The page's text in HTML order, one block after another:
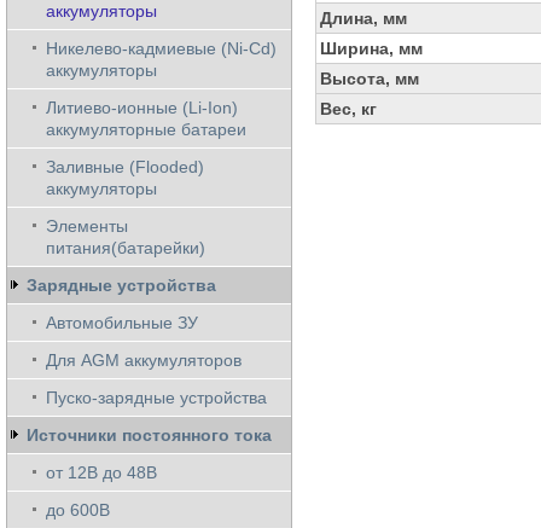
Длина, мм
Ширина, мм
Высота, мм
Вес, кг
аккумуляторы
Никелево-кадмиевые (Ni-Cd)
аккумуляторы
Литиево-ионные (Li-Ion)
аккумуляторные батареи
Заливные (Flooded)
аккумуляторы
Элементы
питания(батарейки)
Зарядные устройства
Автомобильные ЗУ
Для AGM аккумуляторов
Пуско-зарядные устройства
Источники постоянного тока
от 12В до 48В
до 600В